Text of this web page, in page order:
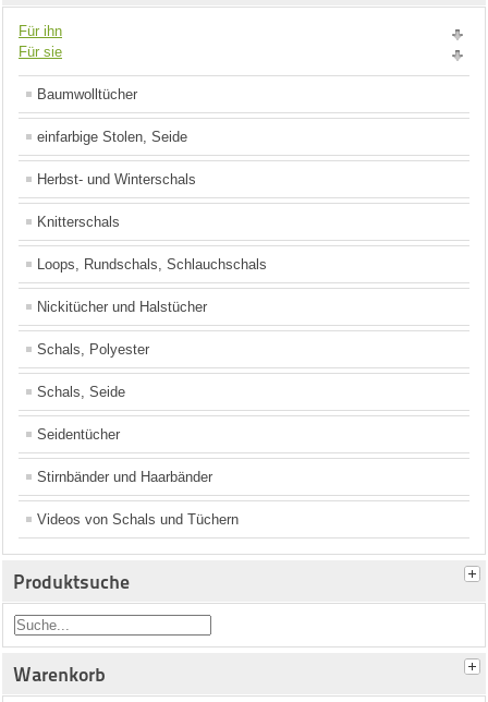
Für ihn
Für sie
Baumwolltücher
einfarbige Stolen, Seide
Herbst- und Winterschals
Knitterschals
Loops, Rundschals, Schlauchschals
Nickitücher und Halstücher
Schals, Polyester
Schals, Seide
Seidentücher
Stirnbänder und Haarbänder
Videos von Schals und Tüchern
Produktsuche
Warenkorb